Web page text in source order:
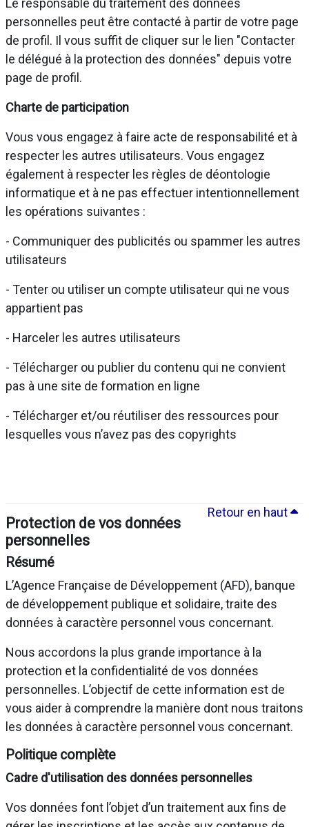
Le responsable du traitement des données
personnelles peut être contacté à partir de votre page
de profil. Il vous suffit de cliquer sur le lien "Contacter
le délégué à la protection des données" depuis votre
page de profil.
Charte de participation
Vous vous engagez à faire acte de responsabilité et à
respecter les autres utilisateurs. Vous engagez
également à respecter les règles de déontologie
informatique et à ne pas effectuer intentionnellement
les opérations suivantes :
- Communiquer des publicités ou spammer les autres
utilisateurs
- Tenter ou utiliser un compte utilisateur qui ne vous
appartient pas
- Harceler les autres utilisateurs
- Télécharger ou publier du contenu qui ne convient
pas à une site de formation en ligne
- Télécharger et/ou réutiliser des ressources pour
lesquelles vous n’avez pas des copyrights
Retour en haut
Protection de vos données
personnelles
Résumé
L’Agence Française de Développement (AFD), banque
de développement publique et solidaire, traite des
données à caractère personnel vous concernant.
Nous accordons la plus grande importance à la
protection et la confidentialité de vos données
personnelles. L’objectif de cette information est de
vous aider à comprendre la manière dont nous traitons
les données à caractère personnel vous concernant.
Politique complète
Cadre d'utilisation des données personnelles
Vos données font l’objet d’un traitement aux fins de